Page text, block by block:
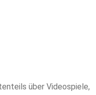
über Videospiele,